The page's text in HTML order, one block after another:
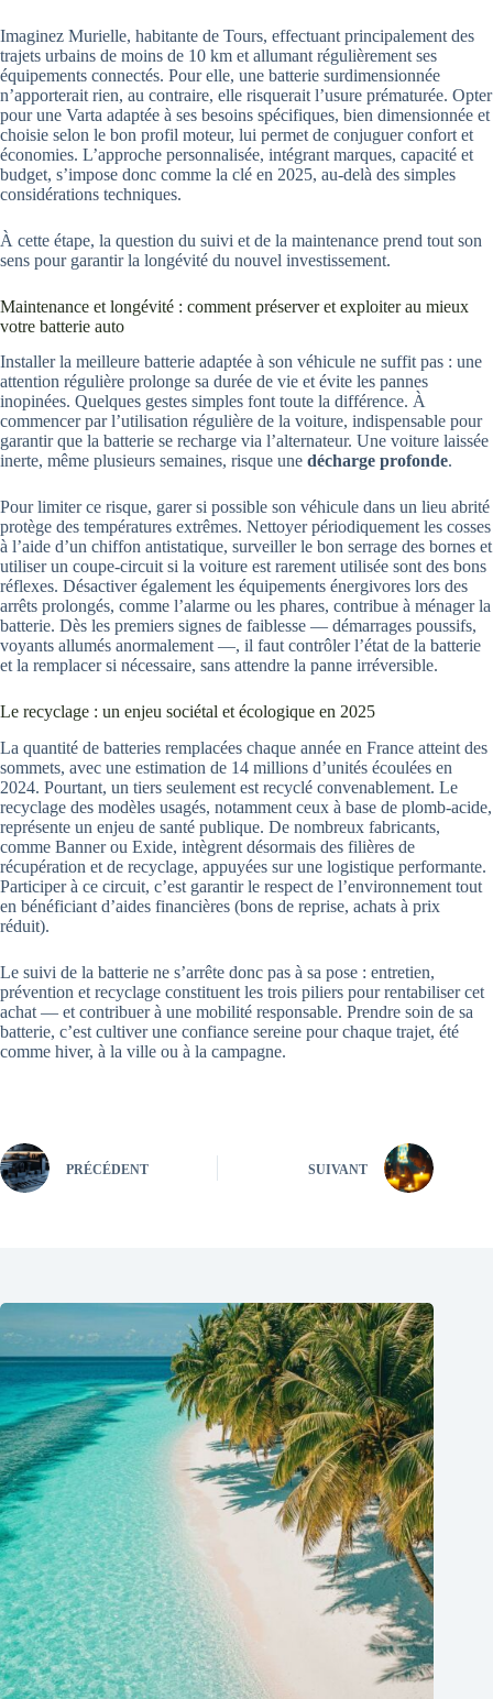
Imaginez Murielle, habitante de Tours, effectuant principalement des
trajets urbains de moins de 10 km et allumant régulièrement ses
équipements connectés. Pour elle, une batterie surdimensionnée
n’apporterait rien, au contraire, elle risquerait l’usure prématurée. Opter
pour une Varta adaptée à ses besoins spécifiques, bien dimensionnée et
choisie selon le bon profil moteur, lui permet de conjuguer confort et
économies. L’approche personnalisée, intégrant marques, capacité et
budget, s’impose donc comme la clé en 2025, au-delà des simples
considérations techniques.
À cette étape, la question du suivi et de la maintenance prend tout son
sens pour garantir la longévité du nouvel investissement.
Maintenance et longévité : comment préserver et exploiter au mieux
votre batterie auto
Installer la meilleure batterie adaptée à son véhicule ne suffit pas : une
attention régulière prolonge sa durée de vie et évite les pannes
inopinées. Quelques gestes simples font toute la différence. À
commencer par l’utilisation régulière de la voiture, indispensable pour
garantir que la batterie se recharge via l’alternateur. Une voiture laissée
inerte, même plusieurs semaines, risque une décharge profonde.
Pour limiter ce risque, garer si possible son véhicule dans un lieu abrité
protège des températures extrêmes. Nettoyer périodiquement les cosses
à l’aide d’un chiffon antistatique, surveiller le bon serrage des bornes et
utiliser un coupe-circuit si la voiture est rarement utilisée sont des bons
réflexes. Désactiver également les équipements énergivores lors des
arrêts prolongés, comme l’alarme ou les phares, contribue à ménager la
batterie. Dès les premiers signes de faiblesse — démarrages poussifs,
voyants allumés anormalement —, il faut contrôler l’état de la batterie
et la remplacer si nécessaire, sans attendre la panne irréversible.
Le recyclage : un enjeu sociétal et écologique en 2025
La quantité de batteries remplacées chaque année en France atteint des
sommets, avec une estimation de 14 millions d’unités écoulées en
2024. Pourtant, un tiers seulement est recyclé convenablement. Le
recyclage des modèles usagés, notamment ceux à base de plomb-acide,
représente un enjeu de santé publique. De nombreux fabricants,
comme Banner ou Exide, intègrent désormais des filières de
récupération et de recyclage, appuyées sur une logistique performante.
Participer à ce circuit, c’est garantir le respect de l’environnement tout
en bénéficiant d’aides financières (bons de reprise, achats à prix
réduit).
Le suivi de la batterie ne s’arrête donc pas à sa pose : entretien,
prévention et recyclage constituent les trois piliers pour rentabiliser cet
achat — et contribuer à une mobilité responsable. Prendre soin de sa
batterie, c’est cultiver une confiance sereine pour chaque trajet, été
comme hiver, à la ville ou à la campagne.
PRÉCÉDENT SUIVANT